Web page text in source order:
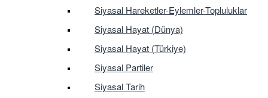
Siyasal Hareketler-Eylemler-Topluluklar
Siyasal Hayat (Dünya)
Siyasal Hayat (Türkiye)
Siyasal Partiler
Siyasal Tarih